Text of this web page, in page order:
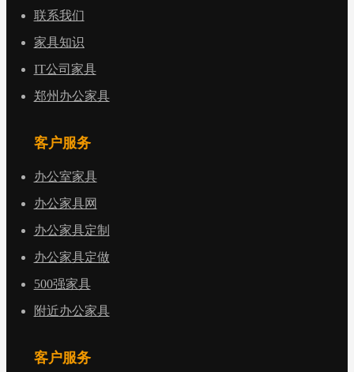
联系我们
家具知识
IT公司家具
郑州办公家具
客户服务
办公室家具
办公家具网
办公家具定制
办公家具定做
500强家具
附近办公家具
客户服务